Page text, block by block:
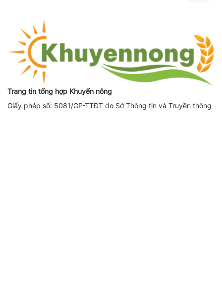
Trang tin tổng hợp Khuyến nông
Giấy phép số: 5081/GP-TTĐT do Sở Thông tin và Truyền thông